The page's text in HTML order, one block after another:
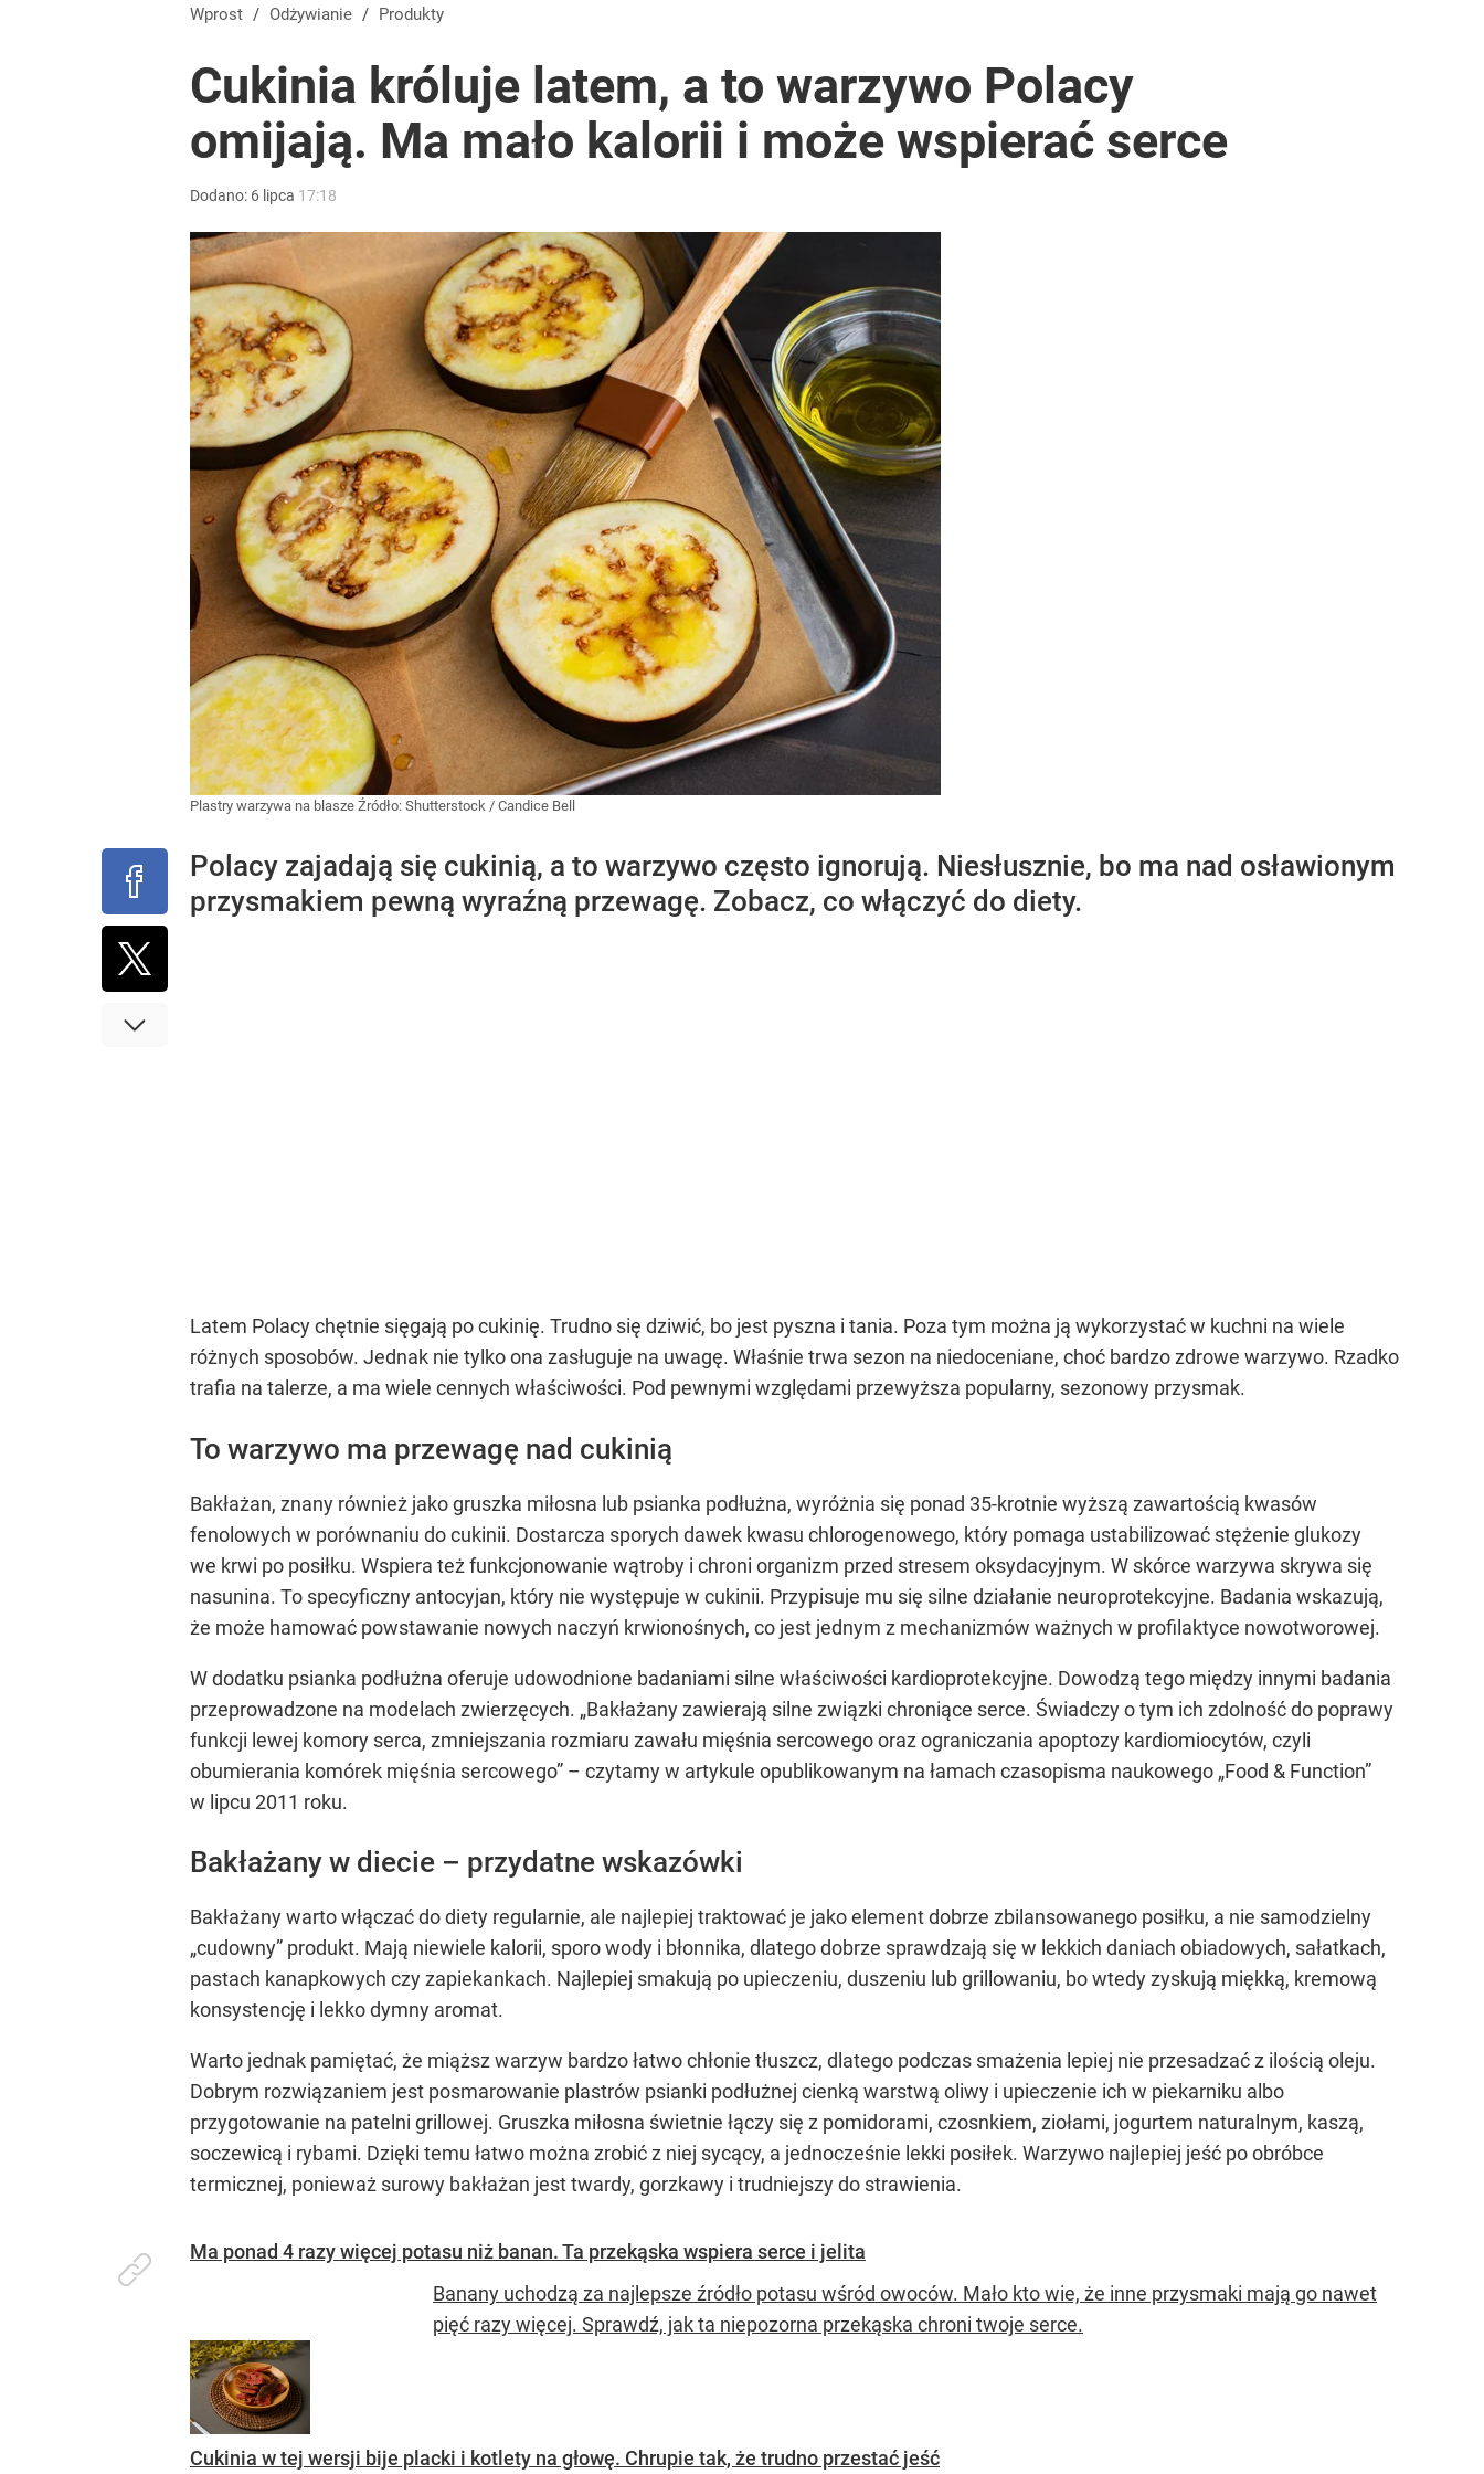
Wprost / Odżywianie / Produkty
Cukinia króluje latem, a to warzywo Polacy
omijają. Ma mało kalorii i może wspierać serce
Dodano: 6 lipca 17:18
Plastry warzywa na blasze Źródło: Shutterstock / Candice Bell
Polacy zajadają się cukinią, a to warzywo często ignorują. Niesłusznie, bo ma nad osławionym
przysmakiem pewną wyraźną przewagę. Zobacz, co włączyć do diety.
Latem Polacy chętnie sięgają po cukinię. Trudno się dziwić, bo jest pyszna i tania. Poza tym można ją wykorzystać w kuchni na wiele
różnych sposobów. Jednak nie tylko ona zasługuje na uwagę. Właśnie trwa sezon na niedoceniane, choć bardzo zdrowe warzywo. Rzadko
trafia na talerze, a ma wiele cennych właściwości. Pod pewnymi względami przewyższa popularny, sezonowy przysmak.
To warzywo ma przewagę nad cukinią
Bakłażan, znany również jako gruszka miłosna lub psianka podłużna, wyróżnia się ponad 35-krotnie wyższą zawartością kwasów
fenolowych w porównaniu do cukinii. Dostarcza sporych dawek kwasu chlorogenowego, który pomaga ustabilizować stężenie glukozy
we krwi po posiłku. Wspiera też funkcjonowanie wątroby i chroni organizm przed stresem oksydacyjnym. W skórce warzywa skrywa się
nasunina. To specyficzny antocyjan, który nie występuje w cukinii. Przypisuje mu się silne działanie neuroprotekcyjne. Badania wskazują,
że może hamować powstawanie nowych naczyń krwionośnych, co jest jednym z mechanizmów ważnych w profilaktyce nowotworowej.
W dodatku psianka podłużna oferuje udowodnione badaniami silne właściwości kardioprotekcyjne. Dowodzą tego między innymi badania
przeprowadzone na modelach zwierzęcych. „Bakłażany zawierają silne związki chroniące serce. Świadczy o tym ich zdolność do poprawy
funkcji lewej komory serca, zmniejszania rozmiaru zawału mięśnia sercowego oraz ograniczania apoptozy kardiomiocytów, czyli
obumierania komórek mięśnia sercowego” – czytamy w artykule opublikowanym na łamach czasopisma naukowego „Food & Function”
w lipcu 2011 roku.
Bakłażany w diecie – przydatne wskazówki
Bakłażany warto włączać do diety regularnie, ale najlepiej traktować je jako element dobrze zbilansowanego posiłku, a nie samodzielny
„cudowny” produkt. Mają niewiele kalorii, sporo wody i błonnika, dlatego dobrze sprawdzają się w lekkich daniach obiadowych, sałatkach,
pastach kanapkowych czy zapiekankach. Najlepiej smakują po upieczeniu, duszeniu lub grillowaniu, bo wtedy zyskują miękką, kremową
konsystencję i lekko dymny aromat.
Warto jednak pamiętać, że miąższ warzyw bardzo łatwo chłonie tłuszcz, dlatego podczas smażenia lepiej nie przesadzać z ilością oleju.
Dobrym rozwiązaniem jest posmarowanie plastrów psianki podłużnej cienką warstwą oliwy i upieczenie ich w piekarniku albo
przygotowanie na patelni grillowej. Gruszka miłosna świetnie łączy się z pomidorami, czosnkiem, ziołami, jogurtem naturalnym, kaszą,
soczewicą i rybami. Dzięki temu łatwo można zrobić z niej sycący, a jednocześnie lekki posiłek. Warzywo najlepiej jeść po obróbce
termicznej, ponieważ surowy bakłażan jest twardy, gorzkawy i trudniejszy do strawienia.
Ma ponad 4 razy więcej potasu niż banan. Ta przekąska wspiera serce i jelita
Banany uchodzą za najlepsze źródło potasu wśród owoców. Mało kto wie, że inne przysmaki mają go nawet
pięć razy więcej. Sprawdź, jak ta niepozorna przekąska chroni twoje serce.
Cukinia w tej wersji bije placki i kotlety na głowę. Chrupie tak, że trudno przestać jeść